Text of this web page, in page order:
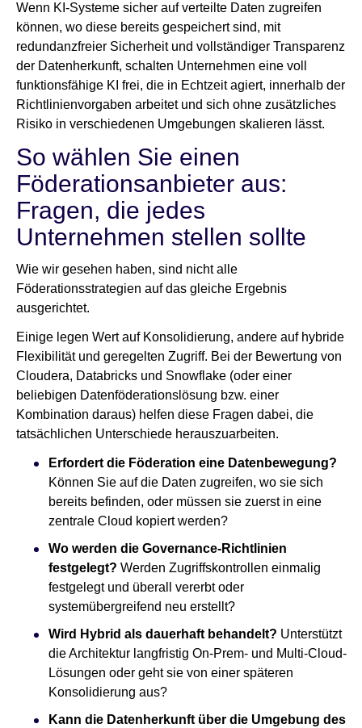
Wenn KI-Systeme sicher auf verteilte Daten zugreifen
können, wo diese bereits gespeichert sind, mit
redundanzfreier Sicherheit und vollständiger Transparenz
der Datenherkunft, schalten Unternehmen eine voll
funktionsfähige KI frei, die in Echtzeit agiert, innerhalb der
Richtlinienvorgaben arbeitet und sich ohne zusätzliches
Risiko in verschiedenen Umgebungen skalieren lässt.
So wählen Sie einen
Föderationsanbieter aus:
Fragen, die jedes
Unternehmen stellen sollte
Wie wir gesehen haben, sind nicht alle
Föderationsstrategien auf das gleiche Ergebnis
ausgerichtet.
Einige legen Wert auf Konsolidierung, andere auf hybride
Flexibilität und geregelten Zugriff. Bei der Bewertung von
Cloudera, Databricks und Snowflake (oder einer
beliebigen Datenföderationslösung bzw. einer
Kombination daraus) helfen diese Fragen dabei, die
tatsächlichen Unterschiede herauszuarbeiten.
Erfordert die Föderation eine Datenbewegung?
Können Sie auf die Daten zugreifen, wo sie sich
bereits befinden, oder müssen sie zuerst in eine
zentrale Cloud kopiert werden?
Wo werden die Governance-Richtlinien
festgelegt? Werden Zugriffskontrollen einmalig
festgelegt und überall vererbt oder
systemübergreifend neu erstellt?
Wird Hybrid als dauerhaft behandelt? Unterstützt
die Architektur langfristig On-Prem- und Multi-Cloud-
Lösungen oder geht sie von einer späteren
Konsolidierung aus?
Kann die Datenherkunft über die Umgebung des